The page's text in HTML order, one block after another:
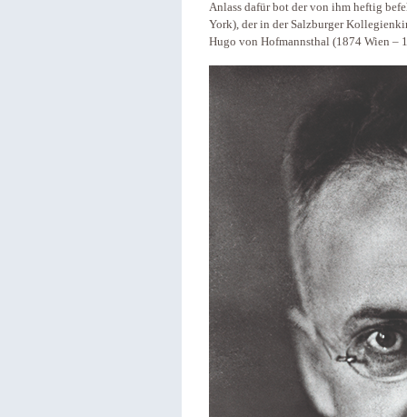
Anlass dafür bot der von ihm heftig
York), der in der Salzburger
Hugo von Hofmannsthal (1874 Wien –